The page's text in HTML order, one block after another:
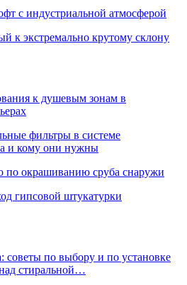
с индустриальной атмосферой
к экстремально крутому склону
к душевым зонам в
фильтры в системе
и кому они нужны
по окрашиванию сруба снаружи
гипсовой штукатурки
советы по выбору и по установке
стиральной…